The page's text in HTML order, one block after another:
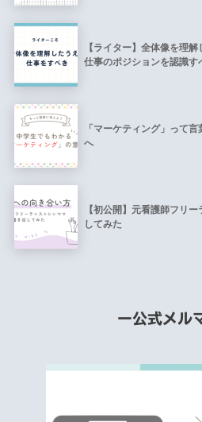
【ライター】全体像を理
仕事のポジションを認識す
「マーケティング」って
へ
【初公開】元看護師フリ
してみた
ー公式メル